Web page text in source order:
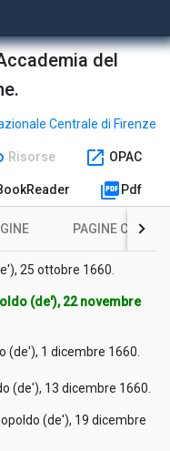
del
Centrale di Firenze
Risorse open_in_new OPAC
picture_as_pdf Pdf
PAGINE CON
(de'), 17 settembre
(de'), 20 settembre
(de'), 4 ottobre 1660.
(de'), 22 ottobre 1660.
(de'), 14 ottobre 1660.
25 ottobre 1660.
(de'), 22 novembre
(de'), 1 dicembre 1660.
(de'), 13 dicembre 1660.
(de'), 19 dicembre